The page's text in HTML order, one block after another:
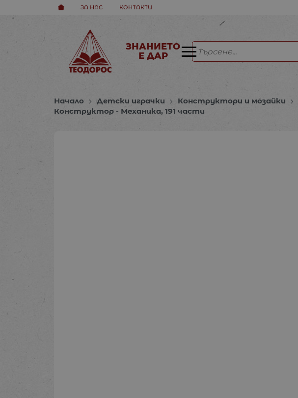
ЗА НАС КОНТАКТИ
ЗНАНИЕТО
Е ДАР
Начало Детски играчки Конструктори и мозайки
Конструктор - Механикa, 191 части